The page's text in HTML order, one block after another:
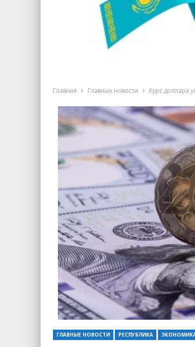
Главная Главные новости Курс доллара
ГЛАВНЫЕ НОВОСТИ РЕСПУБЛИКА